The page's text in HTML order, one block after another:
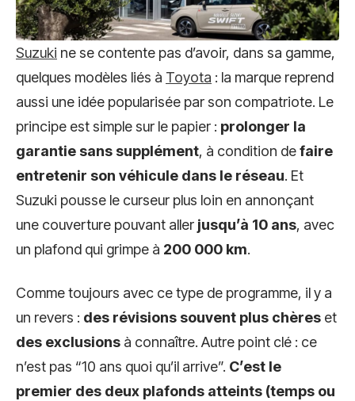
Suzuki ne se contente pas d’avoir, dans sa gamme,
quelques modèles liés à Toyota : la marque reprend
aussi une idée popularisée par son compatriote. Le
principe est simple sur le papier : prolonger la
garantie sans supplément, à condition defaire
entretenir son véhicule dans le réseau. Et
Suzuki pousse le curseur plus loin en annonçant
une couverture pouvant aller jusqu’à 10 ans, avec
un plafond qui grimpe à 200 000 km.
Comme toujours avec ce type de programme, il y a
un revers : des révisions souvent plus chères et
des exclusions à connaître. Autre point clé : ce
n’est pas “10 ans quoi qu’il arrive”. C’est le
premier des deux plafonds atteints (temps ou